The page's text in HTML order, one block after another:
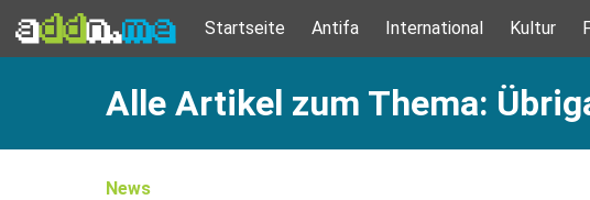
Startseite Antifa International Kultur
Alle Artikel zum Thema:
News